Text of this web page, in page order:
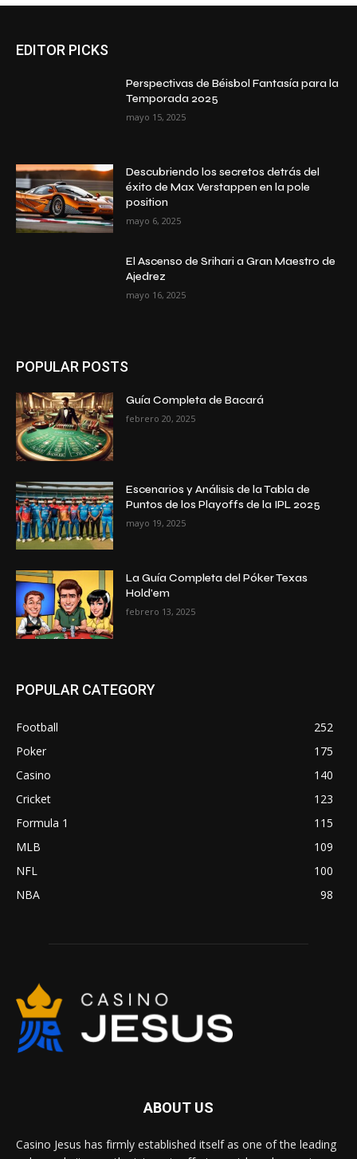
EDITOR PICKS
Perspectivas de Béisbol Fantasía para la
Temporada 2025
mayo 15, 2025
Descubriendo los secretos detrás del
éxito de Max Verstappen en la pole
position
mayo 6, 2025
El Ascenso de Srihari a Gran Maestro de
Ajedrez
mayo 16, 2025
POPULAR POSTS
Guía Completa de Bacará
febrero 20, 2025
Escenarios y Análisis de la Tabla de
Puntos de los Playoffs de la IPL 2025
mayo 19, 2025
La Guía Completa del Póker Texas
Hold’em
febrero 13, 2025
POPULAR CATEGORY
Football
252
Poker
175
Casino
140
Cricket
123
Formula 1
115
MLB
109
NFL
100
NBA
98
ABOUT US
Casino Jesus has firmly established itself as one of the leading